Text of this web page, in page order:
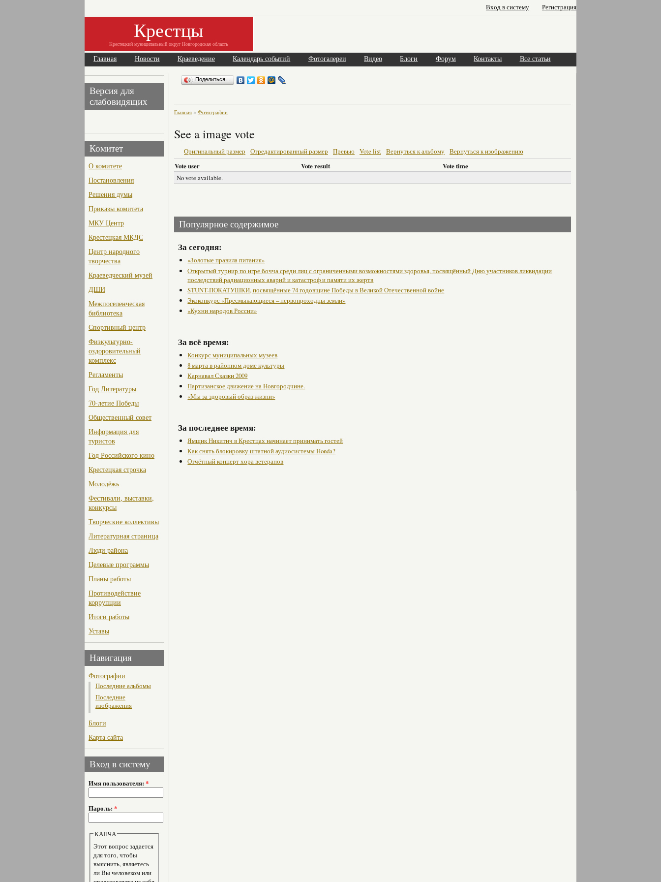
Вход в систему Регистрация
Крестцы
Крестецкий муниципальный округ Новгородская область
Главная Новости Краеведение Календарь событий Фотогалереи Видео Блоги Форум Контакты Все статьи
Версия для
слабовидящих
Комитет
О комитете
Постановления
Решения думы
Приказы комитета
МКУ Центр
Крестецкая МКДС
Центр народного
творчества
Краеведческий музей
ДШИ
Межпоселенческая
библиотека
Спортивный центр
Физкультурно-
оздоровительный
комплекс
Регламенты
Год Литературы
70-летие Победы
Общественный совет
Информация для
туристов
Год Российского кино
Крестецкая строчка
Молодёжь
Фестивали, выставки,
конкурсы
Творческие коллективы
Литературная страница
Люди района
Целевые программы
Планы работы
Противодействие
коррупции
Итоги работы
Уставы
Навигация
Фотографии
Последние альбомы
Последние
изображения
Блоги
Карта сайта
Вход в систему
Имя пользователя: *
Пароль: *
КАПЧА
Этот вопрос задается
для того, чтобы
выяснить, являетесь
ли Вы человеком или
Поделиться…
Главная » Фотографии
See a image vote
Оригинальный размер Отредактированный размер Превью Vote list Вернуться к альбому Вернуться к изображению
Vote user
Vote result
Vote time
No vote available.
Популярное содержимое
За сегодня:
«Золотые правила питания»
Открытый турнир по игре бочча среди лиц с ограниченными возможностями здоровья, посвящённый Дню участников ликвидации
последствий радиационных аварий и катастроф и памяти их жертв
STUNT-ПОКАТУШКИ, посвящённые 74 годовщине Победы в Великой Отечественной войне
Экоконкурс «Пресмыкающиеся – первопроходцы земли»
«Кухни народов России»
За всё время:
Конкурс муниципальных музеев
8 марта в районном доме культуры
Карнавал Сказки 2009
Партизанское движение на Новгородчине.
«Мы за здоровый образ жизни»
За последнее время:
Ямщик Никитич в Крестцах начинает принимать гостей
Как снять блокировку штатной аудиосистемы Honda?
Отчётный концерт хора ветеранов